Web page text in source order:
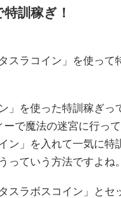
訓稼ぎ！
スラコイン」を使って
」を使った特訓稼ぎっ
ーで魔法の迷宮に行っ
ン」を入れて一気に特
っていう方法ですよね。
スラボスコイン」とセ